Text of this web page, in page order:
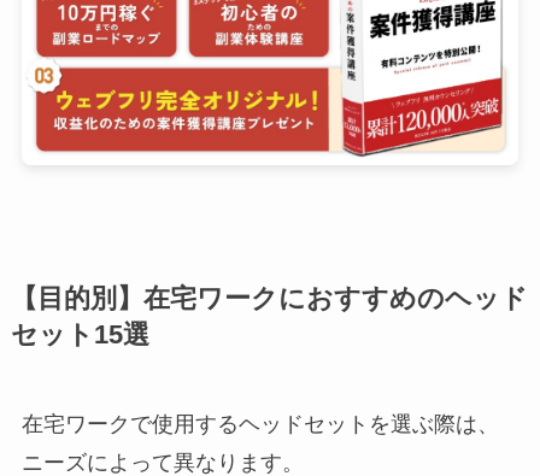
【目的別】在宅ワークにおすすめのヘッド
セット15選
在宅ワークで使用するヘッドセットを選ぶ際は、
ニーズによって異なります。